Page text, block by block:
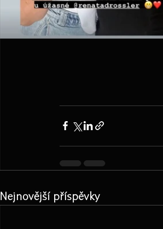
Nejnovější příspěvky